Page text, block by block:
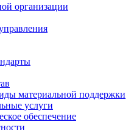
организации
материальной поддержки
услуги
обеспечение